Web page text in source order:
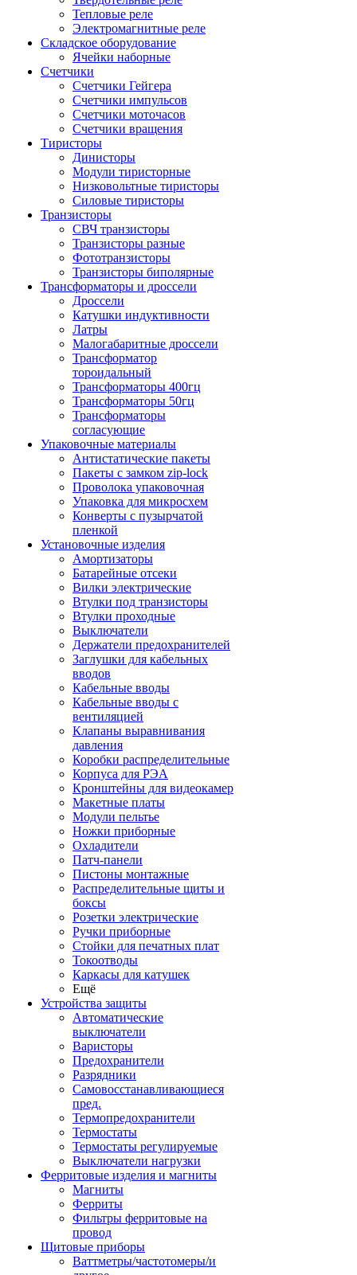
Тепловые реле
Электромагнитные реле
Складское оборудование
Ячейки наборные
Счетчики
Счетчики Гейгера
Счетчики импульсов
Счетчики моточасов
Счетчики вращения
Тиристоры
Динисторы
Модули тиристорные
Низковольтные тиристоры
Силовые тиристоры
Транзисторы
СВЧ транзисторы
Транзисторы разные
Фототранзисторы
Транзисторы биполярные
Трансформаторы и дроссели
Дроссели
Катушки индуктивности
Латры
Малогабаритные дроссели
Трансформатор
тороидальный
Трансформаторы 400гц
Трансформаторы 50гц
Трансформаторы
согласующие
Упаковочные материалы
Антистатические пакеты
Пакеты с замком zip-lock
Проволока упаковочная
Упаковка для микросхем
Конверты с пузырчатой
пленкой
Установочные изделия
Амортизаторы
Батарейные отсеки
Вилки электрические
Втулки под транзисторы
Втулки проходные
Выключатели
Держатели предохранителей
Заглушки для кабельных
вводов
Кабельные вводы
Кабельные вводы с
вентиляцией
Клапаны выравнивания
давления
Коробки распределительные
Корпуса для РЭА
Кронштейны для видеокамер
Макетные платы
Модули пельтье
Ножки приборные
Охладители
Патч-панели
Пистоны монтажные
Распределительные щиты и
боксы
Розетки электрические
Ручки приборные
Стойки для печатных плат
Токоотводы
Каркасы для катушек
Ещё
Устройства защиты
Автоматические
выключатели
Варисторы
Предохранители
Разрядники
Самовосстанавливающиеся
пред.
Термопредохранители
Термостаты
Термостаты регулируемые
Выключатели нагрузки
Ферритовые изделия и магниты
Магниты
Ферриты
Фильтры ферритовые на
провод
Щитовые приборы
Ваттметры/частотомеры/и